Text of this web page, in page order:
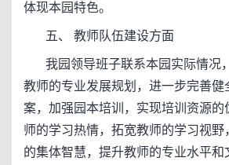
体现本园特色。
五、 教师队伍建设方面
我园领导班子联系本园实际情况
教师的专业发展规划，进一步完善健
案，加强园本培训，实现培训资源的
师的学习热情，拓宽教师的学习视野
的集体智慧，提升教师的专业水平和